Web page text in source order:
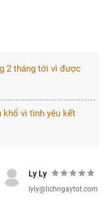
2 tháng tới vì được
khổ vì tình yêu kết
Ly Ly
lyly@lichngaytot.com